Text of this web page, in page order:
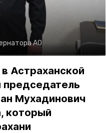
АО
Астраханской
председатель
Мухадинович
который